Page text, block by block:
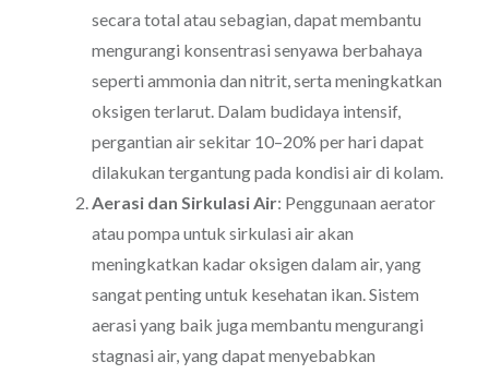
secara total atau sebagian, dapat membantu
mengurangi konsentrasi senyawa berbahaya
seperti ammonia dan nitrit, serta meningkatkan
oksigen terlarut. Dalam budidaya intensif,
pergantian air sekitar 10–20% per hari dapat
dilakukan tergantung pada kondisi air di kolam.
Aerasi dan Sirkulasi Air: Penggunaan aerator
atau pompa untuk sirkulasi air akan
meningkatkan kadar oksigen dalam air, yang
sangat penting untuk kesehatan ikan. Sistem
aerasi yang baik juga membantu mengurangi
stagnasi air, yang dapat menyebabkan